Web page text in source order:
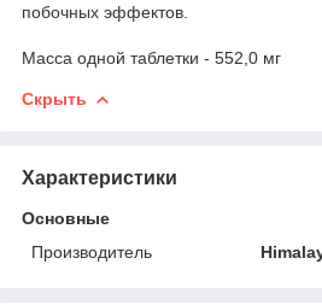
побочных эффектов.
Масса одной таблетки - 552,0 мг
Скрыть
Характеристики
Основные
Производитель